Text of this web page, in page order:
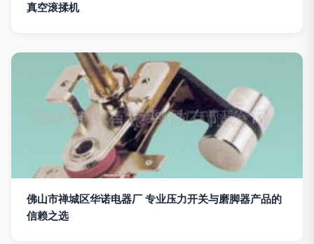
真空滚揉机
佛山市禅城区华诺电器厂 专业压力开关与磨脚器产品的
信赖之选